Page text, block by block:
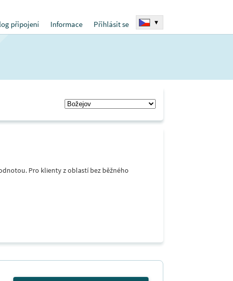
připojení Informace Přihlásit se ▾
Pro klienty z oblastí bez běžného